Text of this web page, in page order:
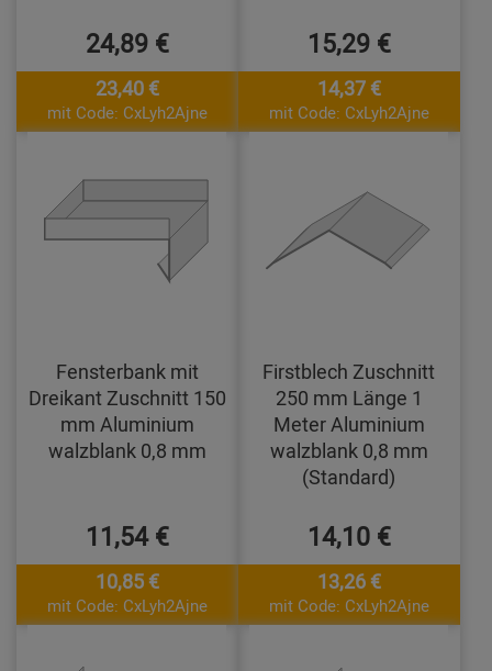
24,89 €
23,40 €
mit Code: CxLyh2Ajne
15,29 €
14,37 €
mit Code: CxLyh2Ajne
Fensterbank mit
Dreikant Zuschnitt 150
mm Aluminium
walzblank 0,8 mm
11,54 €
10,85 €
mit Code: CxLyh2Ajne
Firstblech Zuschnitt
250 mm Länge 1
Meter Aluminium
walzblank 0,8 mm
(Standard)
14,10 €
13,26 €
mit Code: CxLyh2Ajne